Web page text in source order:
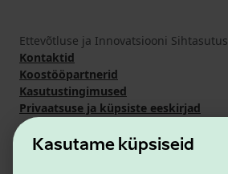
Kasutame küpsiseid
Ettevõtluse ja Innovatsiooni Sihtasutus
Kontaktid
Koostööpartnerid
Kasutustingimused
Privaatsuse ja küpsiste eeskirjad